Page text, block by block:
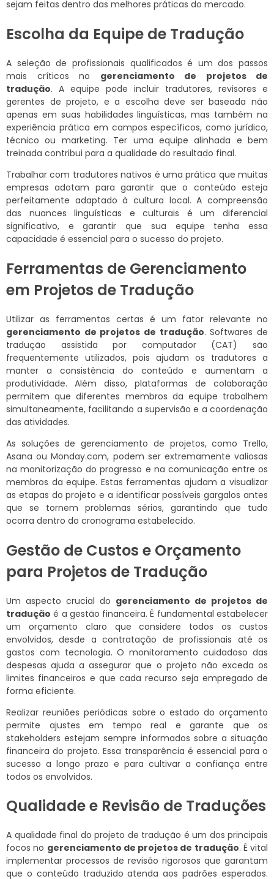
sejam feitas dentro das melhores práticas do mercado.
Escolha da Equipe de Tradução
A seleção de profissionais qualificados é um dos passos
mais críticos no gerenciamento de projetos de
tradução. A equipe pode incluir tradutores, revisores e
gerentes de projeto, e a escolha deve ser baseada não
apenas em suas habilidades linguísticas, mas também na
experiência prática em campos específicos, como jurídico,
técnico ou marketing. Ter uma equipe alinhada e bem
treinada contribui para a qualidade do resultado final.
Trabalhar com tradutores nativos é uma prática que muitas
empresas adotam para garantir que o conteúdo esteja
perfeitamente adaptado à cultura local. A compreensão
das nuances linguísticas e culturais é um diferencial
significativo, e garantir que sua equipe tenha essa
capacidade é essencial para o sucesso do projeto.
Ferramentas de Gerenciamento
em Projetos de Tradução
Utilizar as ferramentas certas é um fator relevante no
gerenciamento de projetos de tradução. Softwares de
tradução assistida por computador (CAT) são
frequentemente utilizados, pois ajudam os tradutores a
manter a consistência do conteúdo e aumentam a
produtividade. Além disso, plataformas de colaboração
permitem que diferentes membros da equipe trabalhem
simultaneamente, facilitando a supervisão e a coordenação
das atividades.
As soluções de gerenciamento de projetos, como Trello,
Asana ou Monday.com, podem ser extremamente valiosas
na monitorização do progresso e na comunicação entre os
membros da equipe. Estas ferramentas ajudam a visualizar
as etapas do projeto e a identificar possíveis gargalos antes
que se tornem problemas sérios, garantindo que tudo
ocorra dentro do cronograma estabelecido.
Gestão de Custos e Orçamento
para Projetos de Tradução
Um aspecto crucial do gerenciamento de projetos de
tradução é a gestão financeira. É fundamental estabelecer
um orçamento claro que considere todos os custos
envolvidos, desde a contratação de profissionais até os
gastos com tecnologia. O monitoramento cuidadoso das
despesas ajuda a assegurar que o projeto não exceda os
limites financeiros e que cada recurso seja empregado de
forma eficiente.
Realizar reuniões periódicas sobre o estado do orçamento
permite ajustes em tempo real e garante que os
stakeholders estejam sempre informados sobre a situação
financeira do projeto. Essa transparência é essencial para o
sucesso a longo prazo e para cultivar a confiança entre
todos os envolvidos.
Qualidade e Revisão de Traduções
A qualidade final do projeto de tradução é um dos principais
focos no gerenciamento de projetos de tradução. É vital
implementar processos de revisão rigorosos que garantam
que o conteúdo traduzido atenda aos padrões esperados.